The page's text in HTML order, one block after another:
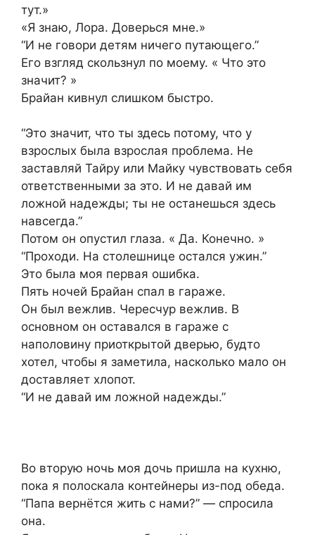
тут.»
«Я знаю, Лора. Доверься мне.»
“И не говори детям ничего путающего.”
Его взгляд скользнул по моему. « Что это
значит? »
Брайан кивнул слишком быстро.
“Это значит, что ты здесь потому, что у
взрослых была взрослая проблема. Не
заставляй Тайру или Майку чувствовать себя
ответственными за это. И не давай им
ложной надежды; ты не останешься здесь
навсегда.”
Потом он опустил глаза. « Да. Конечно. »
“Проходи. На столешнице остался ужин.”
Это была моя первая ошибка.
Пять ночей Брайан спал в гараже.
Он был вежлив. Чересчур вежлив. В
основном он оставался в гараже с
наполовину приоткрытой дверью, будто
хотел, чтобы я заметила, насколько мало он
доставляет хлопот.
“И не давай им ложной надежды.”
Во вторую ночь моя дочь пришла на кухню,
пока я полоскала контейнеры из-под обеда.
“Папа вернётся жить с нами?” — спросила
она.